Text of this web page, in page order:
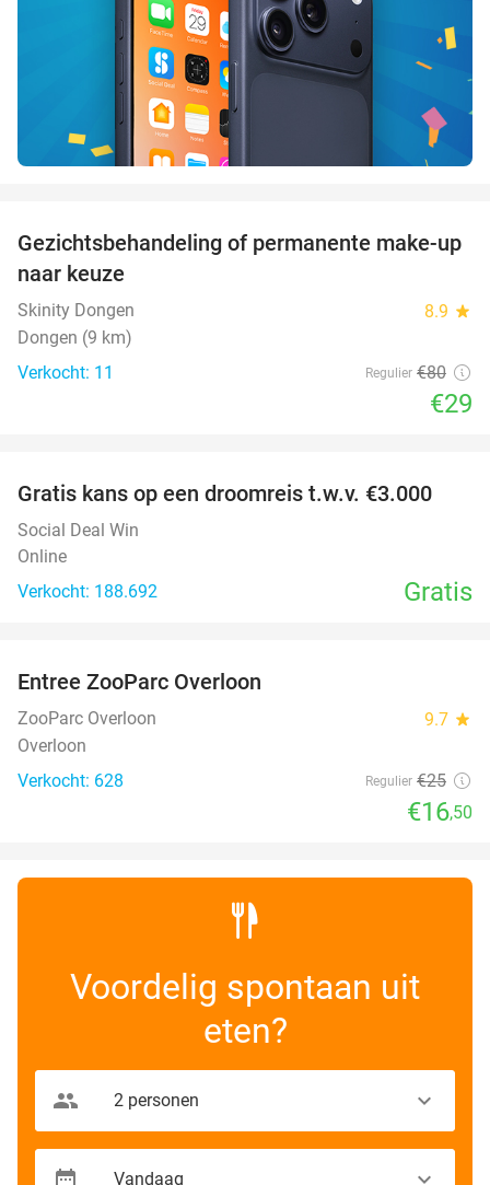
64%
Gezichtsbehandeling of permanente make-up
naar keuze
Skinity Dongen 8.9 star
Dongen (9 km)
Verkocht: 11
Regulier €80
€29
Gratis kans op een droomreis t.w.v. €3.000
Social Deal Win
Online
Verkocht: 188.692
Gratis
TODAY
Entree ZooParc Overloon
ZooParc Overloon 9.7 star
Overloon
Verkocht: 628
Regulier €25
€16,50
Voordelig spontaan uit
eten?